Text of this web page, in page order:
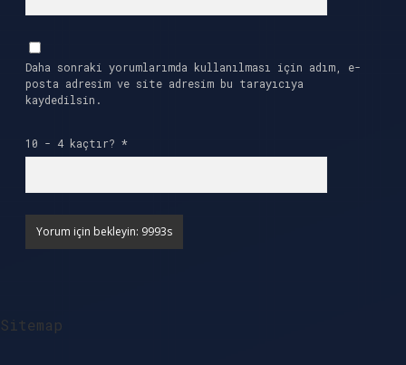
Daha sonraki yorumlarımda kullanılması için adım, e-
posta adresim ve site adresim bu tarayıcıya
kaydedilsin.
10 - 4 kaçtır? *
Sitemap